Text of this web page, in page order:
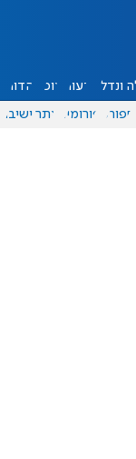
ונדל"ן דעות אוכל יהדות
ספורט פורומים אתר ישיבה